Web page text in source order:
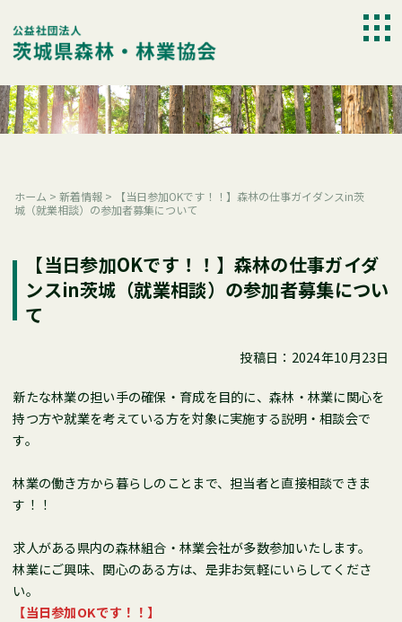
content
ホーム > 新着情報 >
【当日参加OKです！！】森林の仕事ガイダンスin茨
城（就業相談）の参加者募集について
【当日参加OKです！！】森林の仕事ガイダ
ンスin茨城（就業相談）の参加者募集につい
て
投稿日：2024年10月23日
新たな林業の担い手の確保・育成を目的に、森林・林業に関心を
持つ方や就業を考えている方を対象に実施する説明・相談会で
す。
林業の働き方から暮らしのことまで、担当者と直接相談できま
す！！
求人がある県内の森林組合・林業会社が多数参加いたします。
林業にご興味、関心のある方は、是非お気軽にいらしてくださ
い。
【当日参加OKです！！】